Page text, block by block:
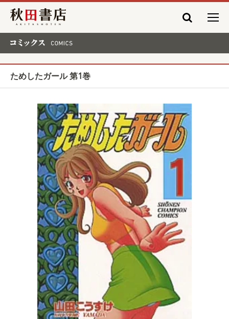
秋田書店
ためしたガール 第1巻